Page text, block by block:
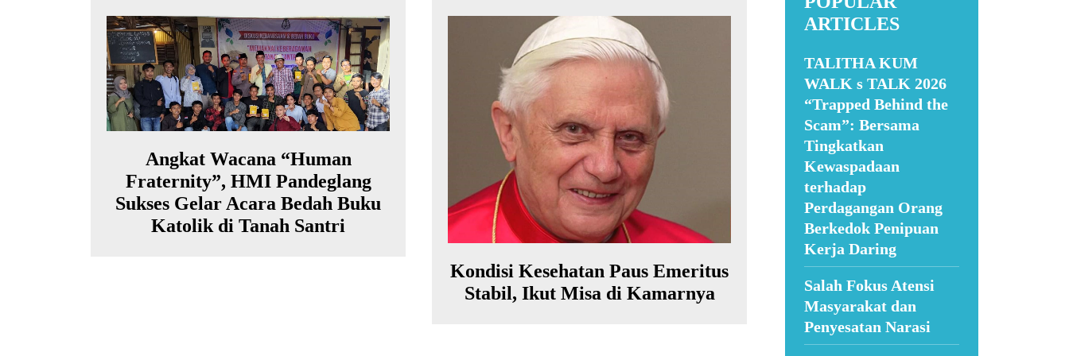
Angkat Wacana “Human
Fraternity”, HMI Pandeglang
Sukses Gelar Acara Bedah Buku
Katolik di Tanah Santri
Kondisi Kesehatan Paus Emeritus
Stabil, Ikut Misa di Kamarnya
ARTICLES
TALITHA KUM
WALK s TALK 2026
“Trapped Behind the
Scam”: Bersama
Tingkatkan
Kewaspadaan
terhadap
Perdagangan Orang
Berkedok Penipuan
Kerja Daring
Salah Fokus Atensi
Masyarakat dan
Penyesatan Narasi